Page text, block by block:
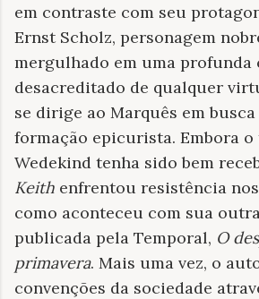
em contraste com seu
Ernst Scholz, personagem
mergulhado em uma profunda
desacreditado de qualquer
se dirige ao Marquês em
formação epicurista. Embora
Wedekind tenha sido bem
Keith enfrentou resistência
como aconteceu com sua
publicada pela Temporal, O
primavera. Mais uma vez, o
convenções da sociedade